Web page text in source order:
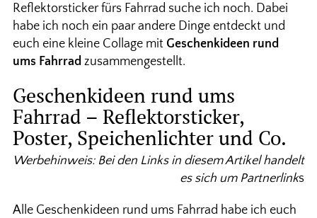
Reflektorsticker fürs Fahrrad suche ich noch. Dabei
habe ich noch ein paar andere Dinge entdeckt und
euch eine kleine Collage mit Geschenkideen rund
ums Fahrrad zusammengestellt.
Geschenkideen rund ums
Fahrrad – Reflektorsticker,
Poster, Speichenlichter und Co.
Werbehinweis: Bei den Links in diesem Artikel handelt
es sich um Partnerlinks
Alle Geschenkideen rund ums Fahrrad habe ich euch